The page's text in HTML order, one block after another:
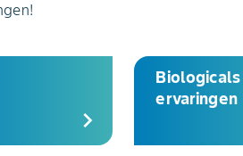
chevron_right
Biologicals
ervaringen